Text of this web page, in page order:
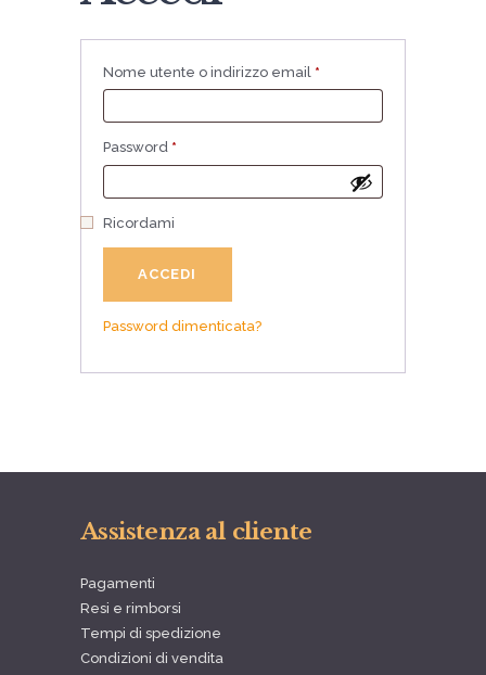
Nome utente o indirizzo email *
Password *
Ricordami
ACCEDI
Password dimenticata?
Assistenza al cliente
Pagamenti
Resi e rimborsi
Tempi di spedizione
Condizioni di vendita